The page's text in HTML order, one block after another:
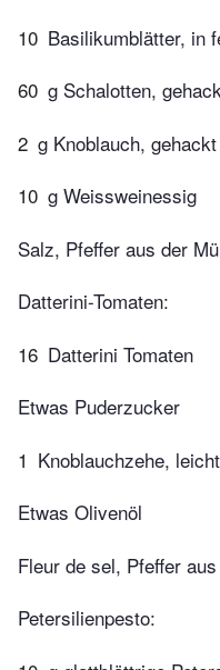
10 Basilikumblätter, in
60 g Schalotten,
2 g Knoblauch, gehackt
10 g Weissweinessig
Salz, Pfeffer aus der
Datterini-Tomaten:
16 Datterini Tomaten
Etwas Puderzucker
1 Knoblauchzehe,
Etwas Olivenöl
Fleur de sel, Pfeffer
Petersilienpesto: